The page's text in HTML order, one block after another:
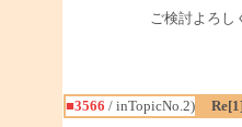
ご検討よろし
■3566 / inTopicNo.2)